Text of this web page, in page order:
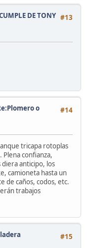
#13
DE TONY
#14
o
tricapa rotoplas
confianza,
anticipo, los
camioneta hasta un
de caños, codos, etc.
trabajos
#15